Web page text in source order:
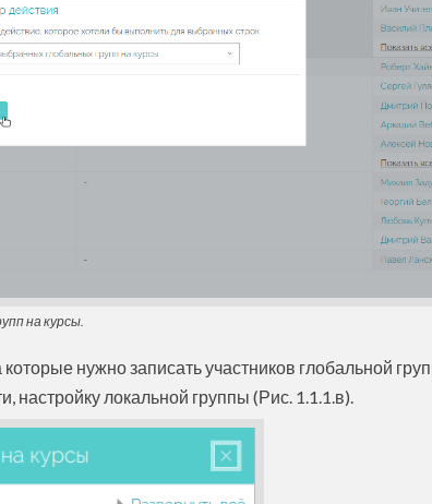
на курсы.
нужно записать участников глобальной
настройку локальной группы (Рис. 1.1.1.в).